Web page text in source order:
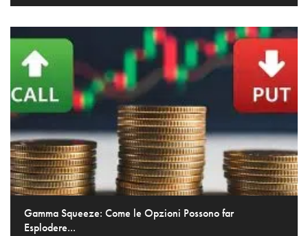
Gamma Squeeze: Come le Opzioni Possono far
Esplodere...